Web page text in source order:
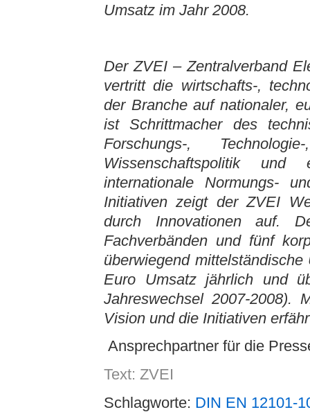
Umsatz im Jahr 2008.
Der ZVEI – Zentralverband
vertritt die wirtschafts-,
der Branche auf nationaler,
ist Schrittmacher des
Forschungs-,
Wissenschaftspolitik
internationale Normungs-
Initiativen zeigt der ZVEI
durch Innovationen auf.
Fachverbänden und fünf
überwiegend
Euro Umsatz jährlich und
Jahreswechsel 2007-2008).
Vision und die Initiativen
Ansprechpartner für die
Text: ZVEI
Schlagworte: DIN EN 12101-